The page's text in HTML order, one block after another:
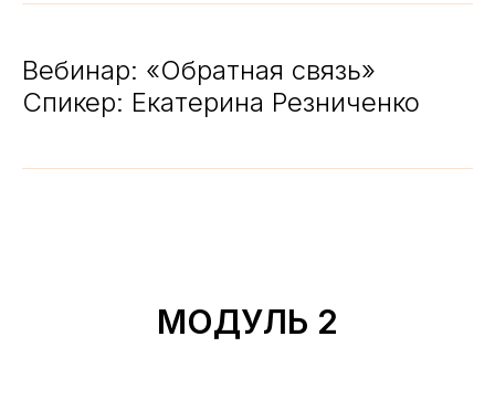
Вебинар: «Обратная связь»
Спикер: Екатерина Резниченко
МОДУЛЬ 2